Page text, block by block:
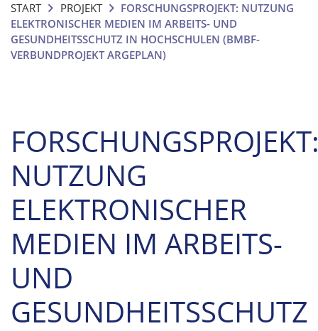
START PROJEKT
FORSCHUNGSPROJEKT: NUTZUNG
ELEKTRONISCHER MEDIEN IM ARBEITS- UND
GESUNDHEITSSCHUTZ IN HOCHSCHULEN (BMBF-
VERBUNDPROJEKT ARGEPLAN)
NUTZUNG
ELEKTRONISCHER
MEDIEN IM ARBEITS-
UND
GESUNDHEITSSCHUTZ